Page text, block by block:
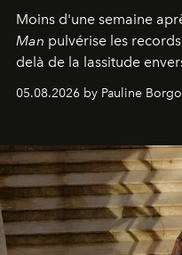
Moins d'une semaine
Man pulvérise les
delà de la lassitude
personnages continuent
05.08.2026 by Pauline